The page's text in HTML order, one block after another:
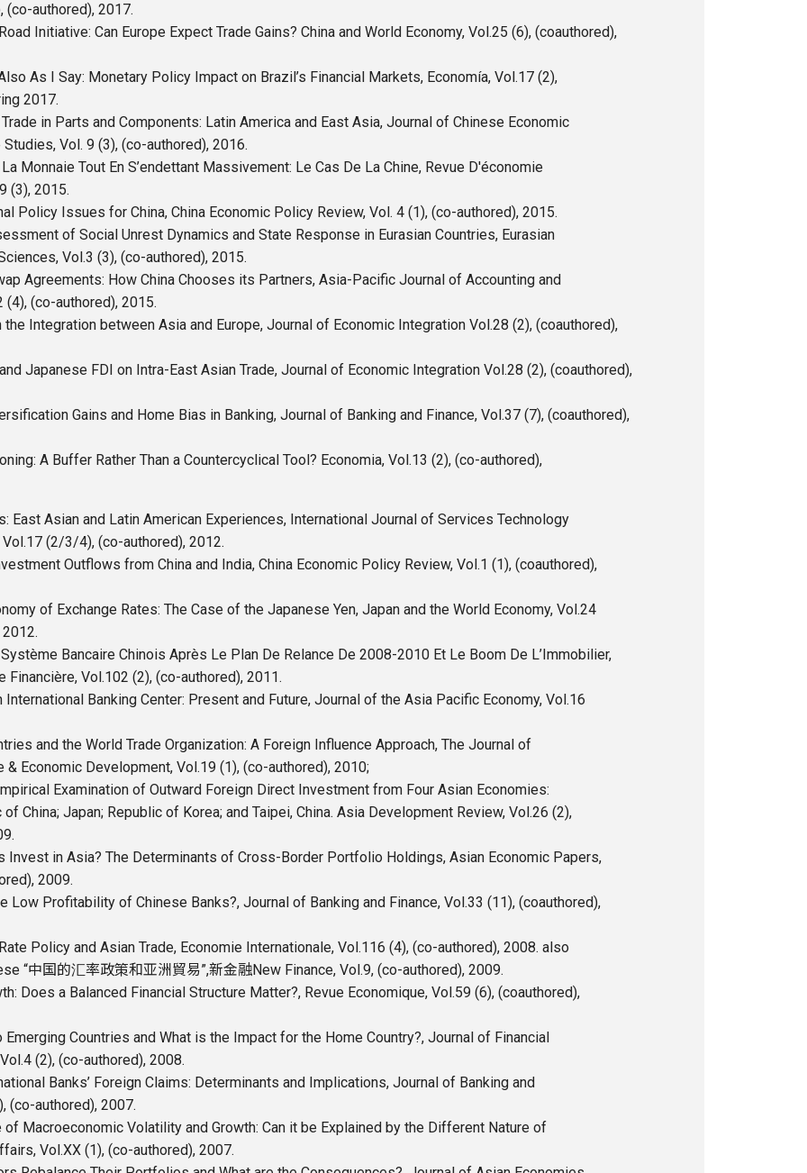
(co-authored), 2017.
Road Initiative: Can Europe Expect Trade Gains? China and World Economy, Vol.25 (6), (coauthored),
As I Say: Monetary Policy Impact on Brazil’s Financial Markets, Economía, Vol.17 (2),
2017.
in Parts and Components: Latin America and East Asia, Journal of Chinese Economic
Vol. 9 (3), (co-authored), 2016.
Monnaie Tout En S’endettant Massivement: Le Cas De La Chine, Revue D'économie
(3), 2015.
Policy Issues for China, China Economic Policy Review, Vol. 4 (1), (co-authored), 2015.
of Social Unrest Dynamics and State Response in Eurasian Countries, Eurasian
Vol.3 (3), (co-authored), 2015.
Agreements: How China Chooses its Partners, Asia-Pacific Journal of Accounting and
(4), (co-authored), 2015.
the Integration between Asia and Europe, Journal of Economic Integration Vol.28 (2), (coauthored),
and Japanese FDI on Intra-East Asian Trade, Journal of Economic Integration Vol.28 (2), (coauthored),
Gains and Home Bias in Banking, Journal of Banking and Finance, Vol.37 (7), (coauthored),
A Buffer Rather Than a Countercyclical Tool? Economia, Vol.13 (2), (co-authored),
East Asian and Latin American Experiences, International Journal of Services Technology
(2/3/4), (co-authored), 2012.
Outflows from China and India, China Economic Policy Review, Vol.1 (1), (coauthored),
of Exchange Rates: The Case of the Japanese Yen, Japan and the World Economy, Vol.24
Bancaire Chinois Après Le Plan De Relance De 2008-2010 Et Le Boom De L’Immobilier,
Financière, Vol.102 (2), (co-authored), 2011.
International Banking Center: Present and Future, Journal of the Asia Pacific Economy, Vol.16
and the World Trade Organization: A Foreign Influence Approach, The Journal of
& Economic Development, Vol.19 (1), (co-authored), 2010;
Examination of Outward Foreign Direct Investment from Four Asian Economies:
of China; Japan; Republic of Korea; and Taipei, China. Asia Development Review, Vol.26 (2),
Invest in Asia? The Determinants of Cross-Border Portfolio Holdings, Asian Economic Papers,
2009.
Low Profitability of Chinese Banks?, Journal of Banking and Finance, Vol.33 (11), (coauthored),
Policy and Asian Trade, Economie Internationale, Vol.116 (4), (co-authored), 2008. also
“中国的汇率政策和亚洲貿易”,新金融New Finance, Vol.9, (co-authored), 2009.
Does a Balanced Financial Structure Matter?, Revue Economique, Vol.59 (6), (coauthored),
Emerging Countries and What is the Impact for the Home Country?, Journal of Financial
(2), (co-authored), 2008.
Banks’ Foreign Claims: Determinants and Implications, Journal of Banking and
(co-authored), 2007.
of Macroeconomic Volatility and Growth: Can it be Explained by the Different Nature of
Vol.XX (1), (co-authored), 2007.